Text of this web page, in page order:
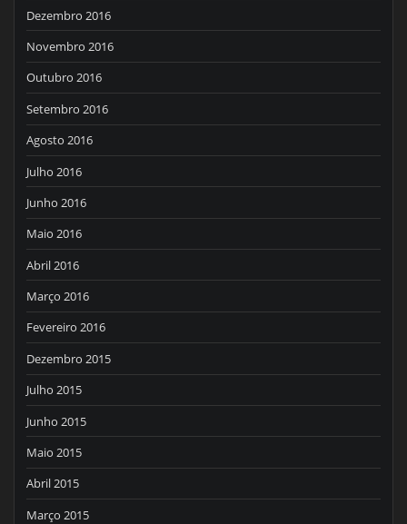
Dezembro 2016
Novembro 2016
Outubro 2016
Setembro 2016
Agosto 2016
Julho 2016
Junho 2016
Maio 2016
Abril 2016
Março 2016
Fevereiro 2016
Dezembro 2015
Julho 2015
Junho 2015
Maio 2015
Abril 2015
Março 2015